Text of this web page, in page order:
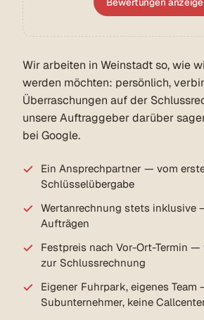
Wir arbeiten in Weinstadt so, wie
werden möchten: persönlich,
Überraschungen auf der
unsere Auftraggeber darüber
bei Google.
Ein Ansprechpartner — vom
Schlüsselübergabe
Wertanrechnung stets inklusive
Aufträgen
Festpreis nach Vor-Ort-Termin
zur Schlussrechnung
Eigener Fuhrpark, eigenes Team
Subunternehmer, keine